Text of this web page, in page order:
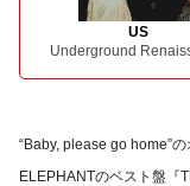
US
Underground
“Baby, please go home”
ELEPHANTのベスト盤『